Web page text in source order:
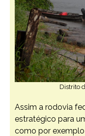
Distrito
Assim a rodovia
estratégico para
como por